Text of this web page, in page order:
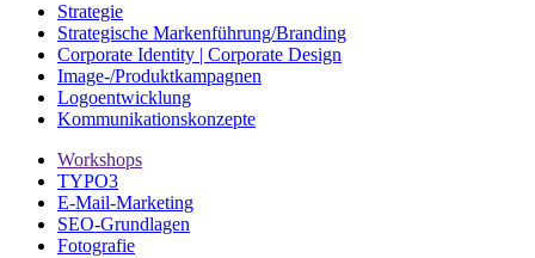
Strategie
Strategische Markenführung/Branding
Corporate Identity | Corporate Design
Image-/Produktkampagnen
Logoentwicklung
Kommunikationskonzepte
Workshops
TYPO3
E-Mail-Marketing
SEO-Grundlagen
Fotografie